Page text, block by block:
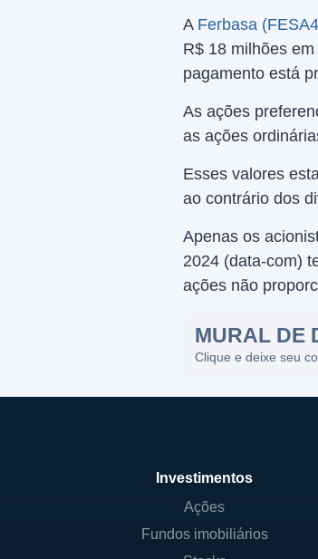
A Ferbasa
R$ 18 milhões
pagamento está
As ações
as ações
Esses valores
ao contrário dos
Apenas os
2024 (data-com)
ações não
MURAL DE
Clique e deixe seu
Investimentos
Ações
Fundos imobiliários